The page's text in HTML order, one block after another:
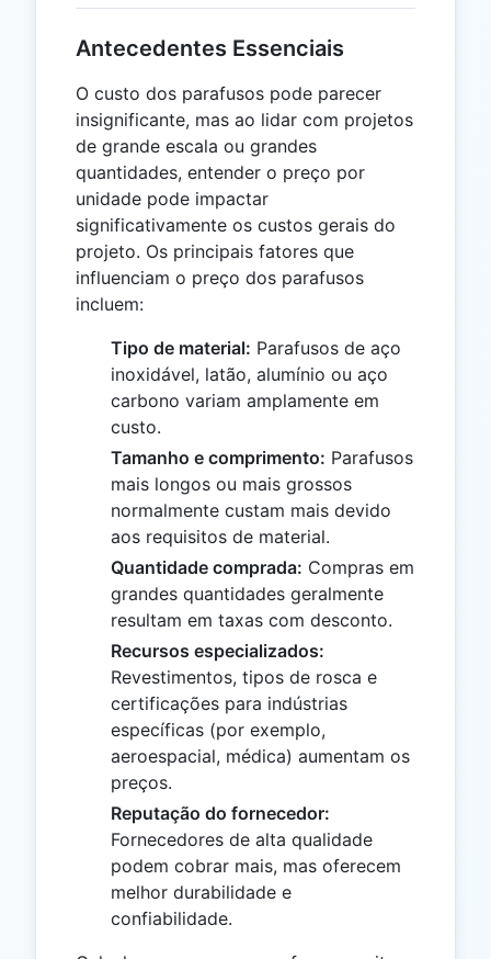
Antecedentes Essenciais
O custo dos parafusos pode parecer
insignificante, mas ao lidar com projetos
de grande escala ou grandes
quantidades, entender o preço por
unidade pode impactar
significativamente os custos gerais do
projeto. Os principais fatores que
influenciam o preço dos parafusos
incluem:
Tipo de material: Parafusos de aço
inoxidável, latão, alumínio ou aço
carbono variam amplamente em
custo.
Tamanho e comprimento: Parafusos
mais longos ou mais grossos
normalmente custam mais devido
aos requisitos de material.
Quantidade comprada: Compras em
grandes quantidades geralmente
resultam em taxas com desconto.
Recursos especializados:
Revestimentos, tipos de rosca e
certificações para indústrias
específicas (por exemplo,
aeroespacial, médica) aumentam os
preços.
Reputação do fornecedor:
Fornecedores de alta qualidade
podem cobrar mais, mas oferecem
melhor durabilidade e
confiabilidade.